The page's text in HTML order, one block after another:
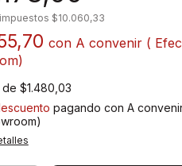
$10.060,33
con A convenir (
de $1.480,03
pagando con A